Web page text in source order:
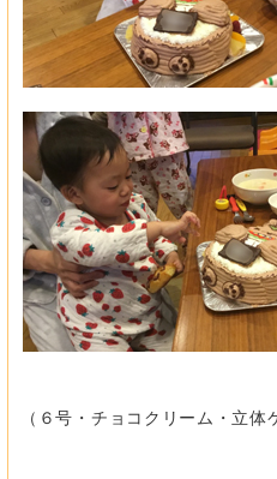
（６号・チョコクリーム・立体